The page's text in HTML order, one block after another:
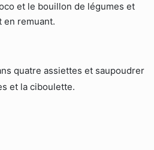
et le bouillon de légumes et
en remuant.
quatre assiettes et saupoudrer
et la ciboulette.